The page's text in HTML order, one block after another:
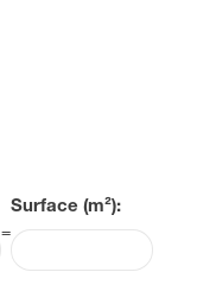
=
Surface (m²):